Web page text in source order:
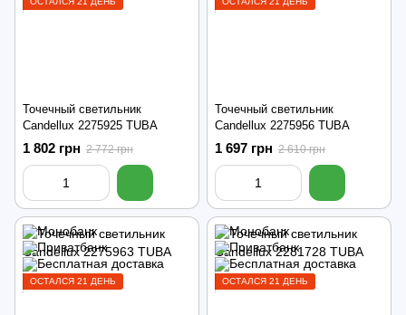
Точечный светильник
Candellux 2275925 TUBA
1 802 грн 2 772 грн
Точечный светильник
Candellux 2275956 TUBA
1 697 грн 2 610 грн
ОСТАЛСЯ 21 ДЕНЬ ОСТАЛСЯ 21 ДЕНЬ